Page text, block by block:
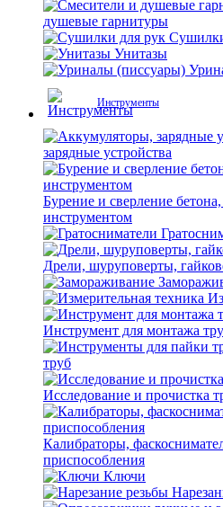
душевые гарнитуры
Унитазы
Инструменты
зарядные устройства
Бурение и сверление
инструментом
Дрели, шуруповерты,
Инструмент для монтажа
труб
Исследование и прочистка
Калибраторы,
приспособления
Ключи